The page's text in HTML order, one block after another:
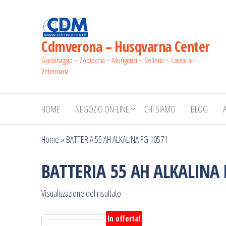
Cdmverona – Husqvarna Center
Giardinaggio – Zootecnia – Mungitrici – Selleria – Casearia –
Veterinaria
HOME NEGOZIO ON-LINE CHI SIAMO BLOG
Home » BATTERIA 55 AH ALKALINA FG 10571
BATTERIA 55 AH ALKALINA
Visualizzazione del risultato
In offerta!